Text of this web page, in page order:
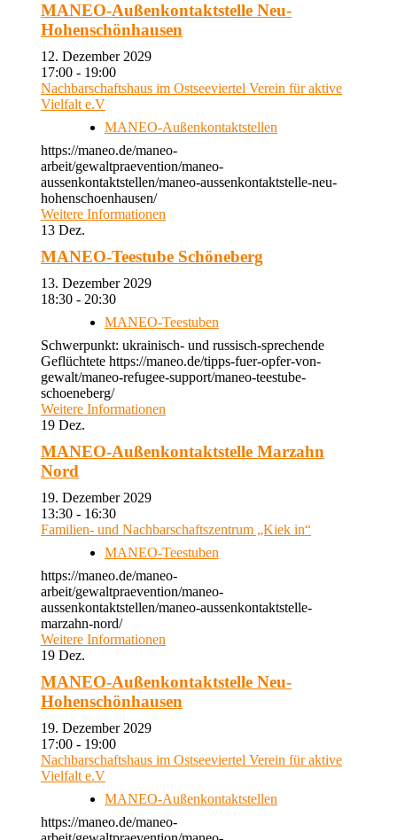
MANEO-Außenkontaktstelle Neu-
Hohenschönhausen
12. Dezember 2029
17:00 - 19:00
Nachbarschaftshaus im Ostseeviertel Verein für aktive
Vielfalt e.V
MANEO-Außenkontaktstellen
https://maneo.de/maneo-
arbeit/gewaltpraevention/maneo-
aussenkontaktstellen/maneo-aussenkontaktstelle-neu-
hohenschoenhausen/
Weitere Informationen
13 Dez.
MANEO-Teestube Schöneberg
13. Dezember 2029
18:30 - 20:30
MANEO-Teestuben
Schwerpunkt: ukrainisch- und russisch-sprechende
Geflüchtete https://maneo.de/tipps-fuer-opfer-von-
gewalt/maneo-refugee-support/maneo-teestube-
schoeneberg/
Weitere Informationen
19 Dez.
MANEO-Außenkontaktstelle Marzahn
Nord
19. Dezember 2029
13:30 - 16:30
Familien- und Nachbarschaftszentrum „Kiek in“
MANEO-Teestuben
https://maneo.de/maneo-
arbeit/gewaltpraevention/maneo-
aussenkontaktstellen/maneo-aussenkontaktstelle-
marzahn-nord/
Weitere Informationen
19 Dez.
MANEO-Außenkontaktstelle Neu-
Hohenschönhausen
19. Dezember 2029
17:00 - 19:00
Nachbarschaftshaus im Ostseeviertel Verein für aktive
Vielfalt e.V
MANEO-Außenkontaktstellen
https://maneo.de/maneo-